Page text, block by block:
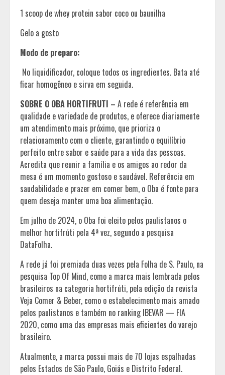
1 scoop de whey protein sabor coco ou baunilha
Gelo a gosto
Modo de preparo:
No liquidificador, coloque todos os ingredientes. Bata até
ficar homogêneo e sirva em seguida.
SOBRE O OBA HORTIFRUTI – A rede é referência em
qualidade e variedade de produtos, e oferece diariamente
um atendimento mais próximo, que prioriza o
relacionamento com o cliente, garantindo o equilíbrio
perfeito entre sabor e saúde para a vida das pessoas.
Acredita que reunir a família e os amigos ao redor da
mesa é um momento gostoso e saudável. Referência em
saudabilidade e prazer em comer bem, o Oba é fonte para
quem deseja manter uma boa alimentação.
Em julho de 2024, o Oba foi eleito pelos paulistanos o
melhor hortifrúti pela 4ª vez, segundo a pesquisa
DataFolha.
A rede já foi premiada duas vezes pela Folha de S. Paulo, na
pesquisa Top Of Mind, como a marca mais lembrada pelos
brasileiros na categoria hortifrúti, pela edição da revista
Veja Comer & Beber, como o estabelecimento mais amado
pelos paulistanos e também no ranking IBEVAR — FIA
2020, como uma das empresas mais eficientes do varejo
brasileiro.
Atualmente, a marca possui mais de 70 lojas espalhadas
pelos Estados de São Paulo, Goiás e Distrito Federal.